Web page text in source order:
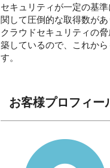
セキュリティが一定の基
関して圧倒的な取得数が
クラウドセキュリティの
築しているので、これか
す。
お客様プロフィー